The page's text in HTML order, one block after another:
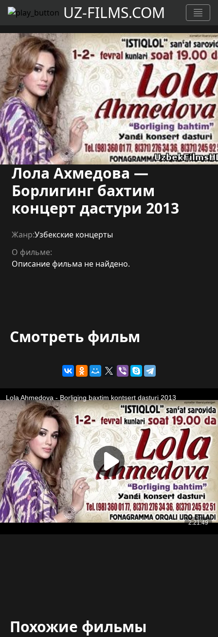
UZ-FILMS.COM
Лола Ахмедова —
Борлигинг бахтим
концерт дастури 2013
Жанр:Узбекские концерты
О фильме:
Описание фильма не найдено.
Смотреть фильм
Похожие фильмы